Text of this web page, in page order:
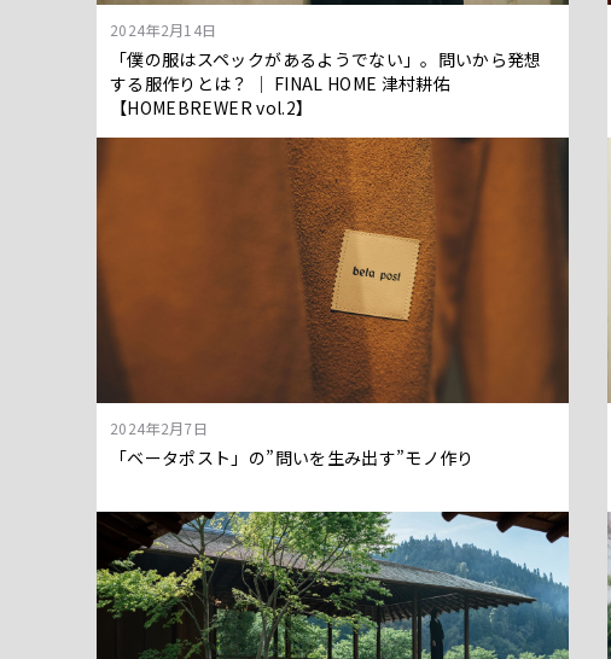
2024年2月14日
「僕の服はスペックがあるようでない」。問いから発想
する服作りとは？ │ FINAL HOME 津村耕佑
【HOMEBREWER vol.2】
2024年2月7日
「ベータポスト」の”問いを生み出す”モノ作り